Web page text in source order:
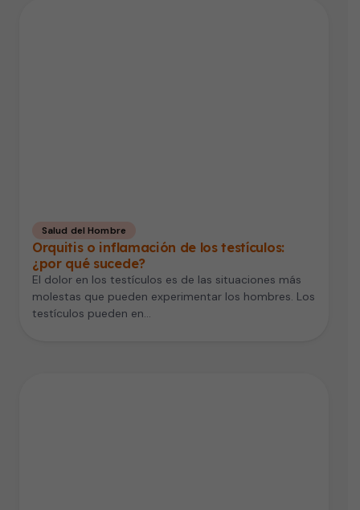
Salud del Hombre
Orquitis o inflamación de los testículos:
¿por qué sucede?
El dolor en los testículos es de las situaciones más
molestas que pueden experimentar los hombres. Los
testículos pueden en…